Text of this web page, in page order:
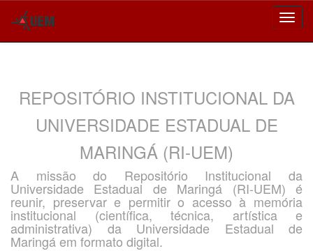
REPOSITÓRIO INSTITUCIONAL DA
UNIVERSIDADE ESTADUAL DE
MARINGÁ (RI-UEM)
A missão do Repositório Institucional da
Universidade Estadual de Maringá (RI-UEM) é
reunir, preservar e permitir o acesso à memória
institucional (científica, técnica, artística e
administrativa) da Universidade Estadual de
Maringá em formato digital.